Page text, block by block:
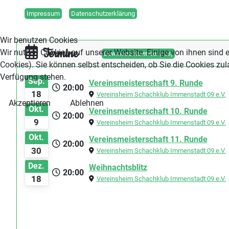
Impressum Datenschutzerklärung
Termine Download Kalender (.ics)
18
Sep.
20:00 Vereinsmeisterschaft 9. Runde
Vereinsheim Schachklub Immenstadt 09 e.V.
9
Okt.
20:00 Vereinsmeisterschaft 10. Runde
Vereinsheim Schachklub Immenstadt 09 e.V.
30
Okt.
20:00 Vereinsmeisterschaft 11. Runde
Vereinsheim Schachklub Immenstadt 09 e.V.
18
Dez.
20:00 Weihnachtsblitz
Vereinsheim Schachklub Immenstadt 09 e.V.
Wir benutzen Cookies
Wir nutzen Cookies auf unserer Website. Einige von ihnen
Cookies). Sie können selbst entscheiden, ob Sie die Cookies
Verfügung stehen.
Akzeptieren
Ablehnen